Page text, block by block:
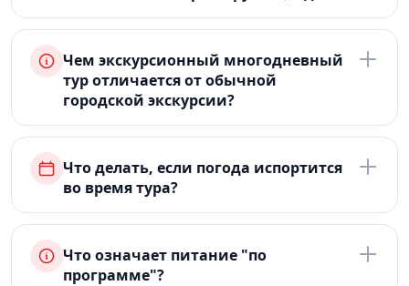
Чем экскурсионный многодневный
тур отличается от обычной
городской экскурсии?
Что делать, если погода испортится
во время тура?
Что означает питание "по
программе"?